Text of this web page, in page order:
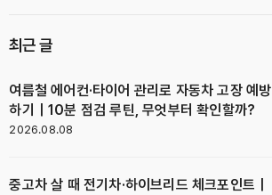
최근 글
여름철 에어컨·타이어 관리로 자동차 고장 예방
하기｜10분 점검 루틴, 무엇부터 확인할까?
2026.08.08
중고차 살 때 전기차·하이브리드 체크포인트｜